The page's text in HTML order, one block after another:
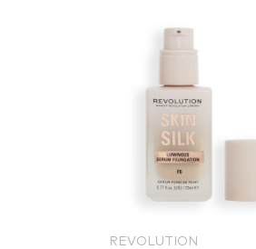
REVOLUTION